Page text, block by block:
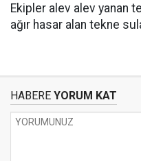
Ekipler alev alev yanan
ağır hasar alan tekne
HABERE YORUM KAT